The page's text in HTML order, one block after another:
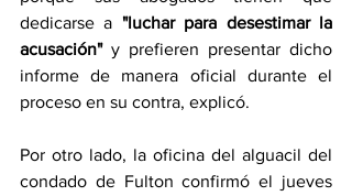
dedicarse a "luchar para desestimar la
acusación" y prefieren presentar dicho
informe de manera oficial durante el
proceso en su contra, explicó.
Por otro lado, la oficina del alguacil del
condado de Fulton confirmó el jueves